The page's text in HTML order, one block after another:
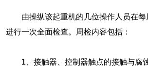
由操纵该起重机的几位操作人员在每
进行一次全面检查。周检内容包括：
1、接触器、控制器触点的接触与腐蚀